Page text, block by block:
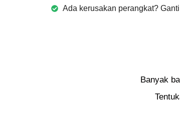
Ada kerusakan perangkat?
Banyak